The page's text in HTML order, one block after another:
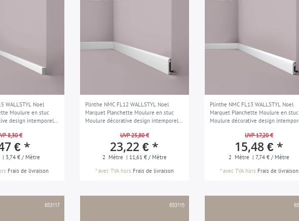
WALLSTYL Noel
Moulure en stuc
design intemporel
8,30 €
€ *
| 3,74 € / Mètre
Frais de livraison
Plinthe NMC FL12 WALLSTYL Noel
Marquet Planchette Moulure en stuc
Moulure décorative design intemporel
UVP 25,80 €
23,22 € *
2 Mètre | 11,61 € / Mètre
*avec TVAhors Frais de livraison
Plinthe NMC FL13 WALLSTYL Noel
Marquet Planchette Moulure en stuc
Moulure décorative design
UVP 17,20 €
15,48 € *
2 Mètre | 7,74 € / Mètre
*avec TVAhors Frais de livraison